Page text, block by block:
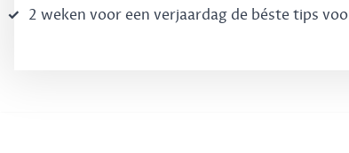
2 weken voor een verjaardag de béste tips